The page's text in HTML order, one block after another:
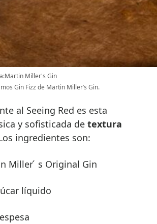
Miller's Gin
Gin Fizz de Martin Miller’s Gin.
al Seeing Red es esta
y sofisticada de textura
ingredientes son:
Miller ́ s Original Gin
líquido